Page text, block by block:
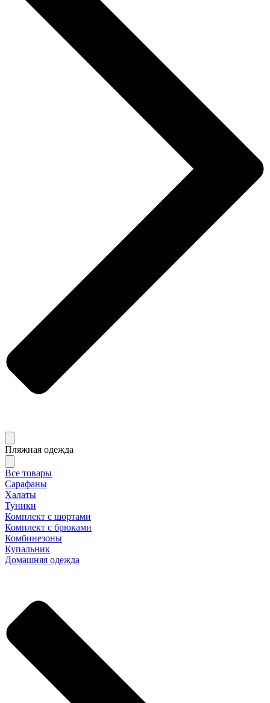
Пляжная одежда
Все товары
Сарафаны
Халаты
Туники
Комплект с шортами
Комплект с брюками
Комбинезоны
Купальник
Домашняя одежда